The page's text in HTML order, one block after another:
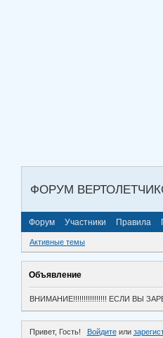
ФОРУМ
Форум Участники Правила
Активные темы
Объявление
ВНИМАНИЕ!!!!!!!!!!!!!!!! ЕСЛИ ВЫ
Привет, Гость! Войдитеили